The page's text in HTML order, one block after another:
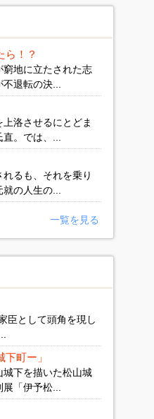
ら！？
地に立たされた志
退転の決...
洛させるにとどま
。では、...
るも、それを乗り
の人生の...
一覧を見る
臣として頭角を現し
町ー」
城下を描いた松山城
「伊予松...